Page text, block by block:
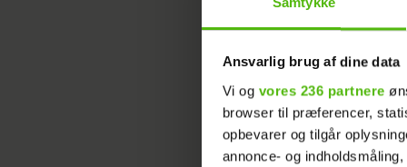
Ansvarlig brug af dine data
Vi og vores 236 partnere
browser til præferencer,
opbevarer og tilgår
annonce- og
man lige
skal
hun og